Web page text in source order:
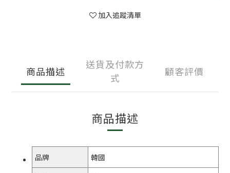
加入追蹤清單
商品描述
送貨及付款方
式
顧客評價
商品描述
品牌 韓國